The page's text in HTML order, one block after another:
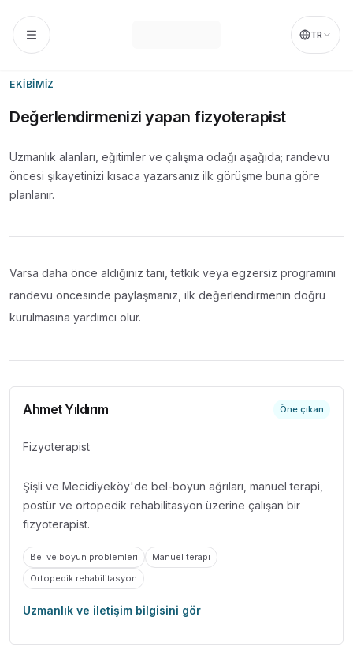
TR
EKIBIMIZ
Değerlendirmenizi yapan fizyoterapist
Uzmanlık alanları, eğitimler ve çalışma odağı aşağıda; randevu
öncesi şikayetinizi kısaca yazarsanız ilk görüşme buna göre
planlanır.
Varsa daha önce aldığınız tanı, tetkik veya egzersiz programını
randevu öncesinde paylaşmanız, ilk değerlendirmenin doğru
kurulmasına yardımcı olur.
Ahmet Yıldırım
Fizyoterapist
Öne çıkan
Şişli ve Mecidiyeköy'de bel-boyun ağrıları, manuel terapi,
postür ve ortopedik rehabilitasyon üzerine çalışan bir
fizyoterapist.
Bel ve boyun problemleri
Manuel terapi
Ortopedik rehabilitasyon
Uzmanlık ve iletişim bilgisini gör